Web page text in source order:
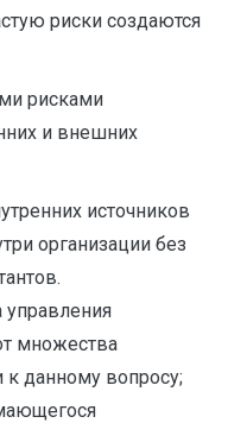
риски создаются
рисками
и внешних
источников
организации без
управления
множества
к данному вопросу;